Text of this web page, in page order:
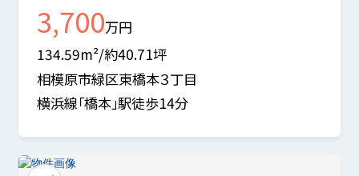
3,700万円
134.59m²/約40.71坪
相模原市緑区東橋本３丁目
横浜線「橋本」駅徒歩14分